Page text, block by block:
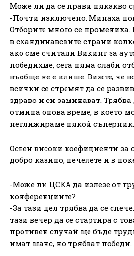
Може ли да се прави някакво
-Почти изключено. Минаха
Отборите много се промениха.
в скандинавските страни
ако сме считали Викинг за
победихме, сега няма слаби
въобще не е клише. Вижте, че
всички се стремят да се
здраво и си заминават. Трябва
отмина онова време, в което
неглижираме някой съперник.
Освен високи коефициенти за
добро казино, печелете и в
-Може ли ЦСКА да излезе от
конференциите?
-За тази цел трябва да се
тази вечер да се стартира с
противен случай ще бъде
имат шанс, но трябват победи.